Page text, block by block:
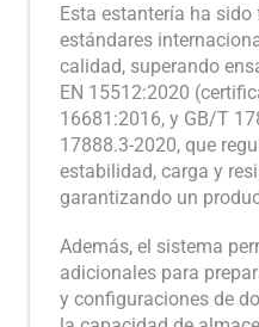
Esta estantería ha
estándares
calidad, superando
EN 15512:2020
16681:2016, y GB/T
17888.3-2020, que
estabilidad, carga y
garantizando un
Además, el sistema
adicionales para
y configuraciones de